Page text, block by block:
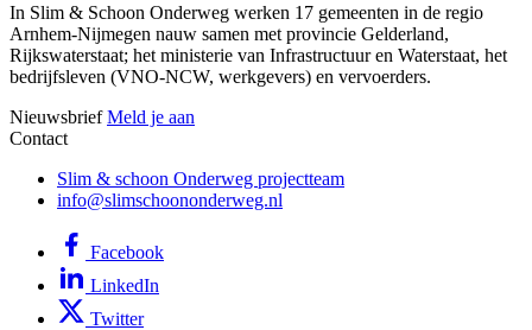
In Slim & Schoon Onderweg werken 17 gemeenten in de regio
Arnhem-Nijmegen nauw samen met provincie Gelderland,
Rijkswaterstaat; het ministerie van Infrastructuur en Waterstaat, het
bedrijfsleven (VNO-NCW, werkgevers) en vervoerders.
Nieuwsbrief Meld je aan
Contact
Slim & schoon Onderweg projectteam
info@slimschoononderweg.nl
Facebook
LinkedIn
Twitter